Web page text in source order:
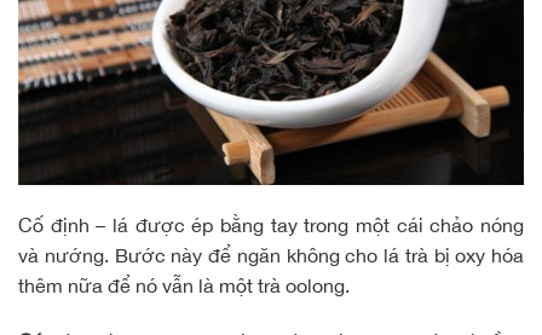
Cố định – lá được ép bằng tay trong một cái chảo nóng
và nướng. Bước này để ngăn không cho lá trà bị oxy hóa
thêm nữa để nó vẫn là một trà oolong.